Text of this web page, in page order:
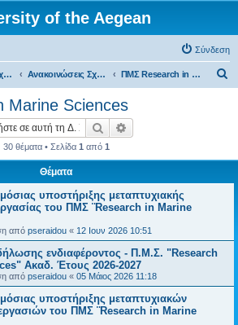
of the Aegean
Σύνδεση
Ανακοινώσεις Σχολών, Τμημάτων, Συλλόγων & Υπηρεσιών Ανακοινώσεις Σχολών & Τμημάτων (Μυτιλήνη) ΠΜΣ Research in Marine Sciences
Sciences
Αναζήτηση
30 θέματα • Σελίδα 1 από 1
Θέματα
υποστήριξης μεταπτυχιακής
του ΠΜΣ ¨Research in Marine
από pseraidou « 12 Ιουν 2026 10:51
ενδιαφέροντος - Π.Μ.Σ. "Research
Ακαδ. Έτους 2026-2027
από pseraidou « 05 Μάιος 2026 11:18
υποστήριξης μεταπτυχιακών
του ΠΜΣ ¨Research in Marine